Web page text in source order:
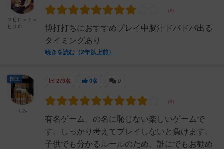
博打打ちにおすすめプレイ中脳汁ドバドバ出る
タイミングあり
続きを読む（2年以上前）
スヒロ＝ミ＝
ヒサロ
279名 0名 0
有名ゲーム。の名に恥じない楽しいゲームで
す。しっかり考えてプレイしないと負けます。
子供でも分かるルールのため、誰にでもお勧め
国王
くみ